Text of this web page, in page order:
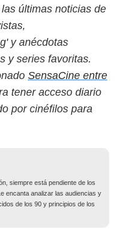
últimas noticias de
y anécdotas
y series favoritas.
SensaCine entre
tener acceso diario
por cinéfilos para
siempre está pendiente de los
encanta analizar las audiencias y
de los 90 y principios de los